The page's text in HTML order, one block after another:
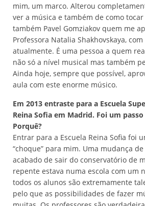
mim, um marco. Alterou
ver a música e também de como tocar
também Pavel Gomziakov quem me
Professora Natalia Shakhovskaya,
atualmente. É uma pessoa a quem
não só a nível musical mas também
Ainda hoje, sempre que possível,
aula com este enorme músico.
Em 2013 entraste para a Escuela
Reina Sofia em Madrid. Foi um
Porquê?
Entrar para a Escuela Reina Sofia foi
“choque” para mim. Uma mudança
acabado de sair do conservatório de
repente estava numa escola com um
todos os alunos são extremamente
pelo que as possibilidades de fazer